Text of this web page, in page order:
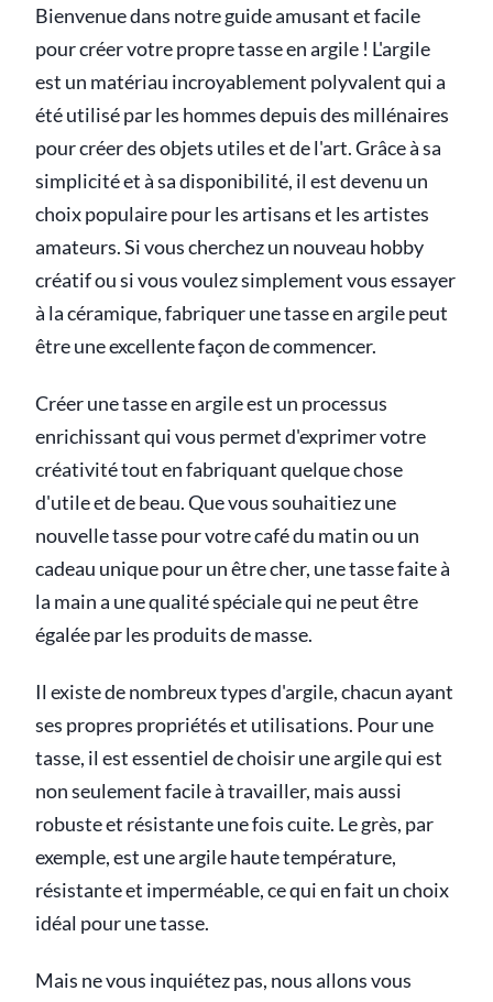
Bienvenue dans notre guide amusant et facile
pour créer votre propre tasse en argile ! L'argile
est un matériau incroyablement polyvalent qui a
été utilisé par les hommes depuis des millénaires
pour créer des objets utiles et de l'art. Grâce à sa
simplicité et à sa disponibilité, il est devenu un
choix populaire pour les artisans et les artistes
amateurs. Si vous cherchez un nouveau hobby
créatif ou si vous voulez simplement vous essayer
à la céramique, fabriquer une tasse en argile peut
être une excellente façon de commencer.
Créer une tasse en argile est un processus
enrichissant qui vous permet d'exprimer votre
créativité tout en fabriquant quelque chose
d'utile et de beau. Que vous souhaitiez une
nouvelle tasse pour votre café du matin ou un
cadeau unique pour un être cher, une tasse faite à
la main a une qualité spéciale qui ne peut être
égalée par les produits de masse.
Il existe de nombreux types d'argile, chacun ayant
ses propres propriétés et utilisations. Pour une
tasse, il est essentiel de choisir une argile qui est
non seulement facile à travailler, mais aussi
robuste et résistante une fois cuite. Le grès, par
exemple, est une argile haute température,
résistante et imperméable, ce qui en fait un choix
idéal pour une tasse.
Mais ne vous inquiétez pas, nous allons vous